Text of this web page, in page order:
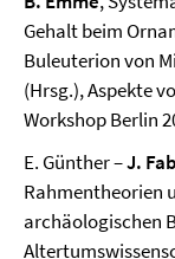
Gehalt beim
Buleuterion von
(Hrsg.), Aspekte
Workshop Berlin
E. Günther –J.
Rahmentheorien
archäologischen